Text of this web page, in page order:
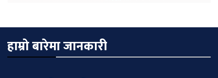
हाम्रो बारेमा जानकारी